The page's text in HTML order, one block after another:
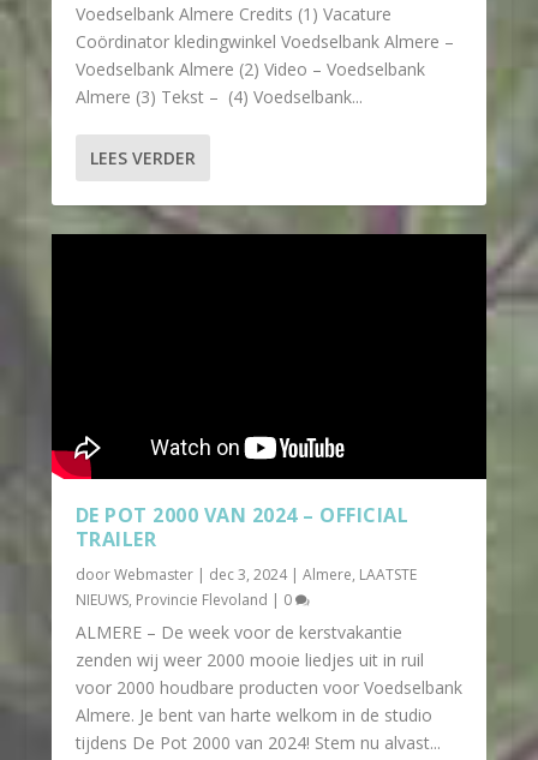
Voedselbank Almere Credits (1) Vacature
Coördinator kledingwinkel Voedselbank Almere –
Voedselbank Almere (2) Video – Voedselbank
Almere (3) Tekst – (4) Voedselbank...
LEES VERDER
DE POT 2000 VAN 2024 – OFFICIAL
TRAILER
doorWebmaster| dec 3, 2024| Almere, LAATSTE
NIEUWS, Provincie Flevoland | 0
ALMERE – De week voor de kerstvakantie
zenden wij weer 2000 mooie liedjes uit in ruil
voor 2000 houdbare producten voor Voedselbank
Almere. Je bent van harte welkom in de studio
tijdens De Pot 2000 van 2024! Stem nu alvast...